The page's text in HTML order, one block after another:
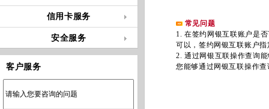
信用卡服务
安全服务
客户服务
常见问题
1. 在签约网银互联账户是否
可以，签约网银互联账户指
2. 通过网银互联操作查询能
您能够通过网银互联操作查